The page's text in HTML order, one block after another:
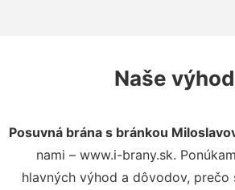
Naše
Posuvná brána s bránkou
nami – www.i-brany.sk.
hlavných výhod a dôvodov, prečo